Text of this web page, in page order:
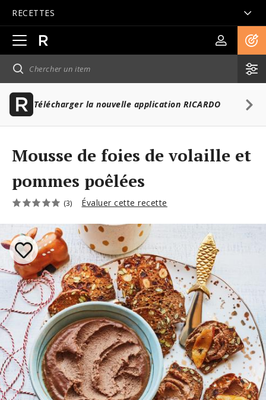
RECETTES
Ouvrir
la
navigation
principale
Télécharger la nouvelle application RICARDO
Mousse de foies de volaille et
pommes poêlées
(3) Évaluer cette recette